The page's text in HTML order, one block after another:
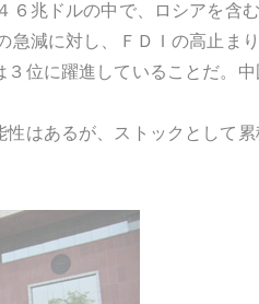
兆ドルの中で、ロシアを含
減に対し、ＦＤＩの高止まり
位に躍進していることだ。中
はあるが、ストックとして累